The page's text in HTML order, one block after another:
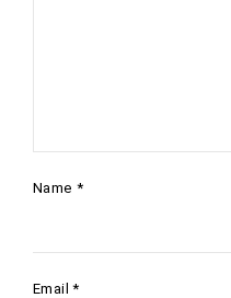
Name *
Email*